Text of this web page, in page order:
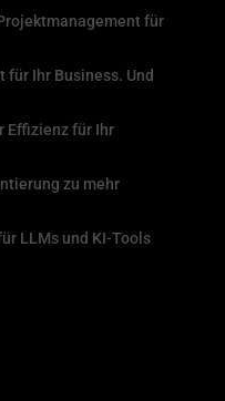
für
für Ihr Business. Und
Effizienz für Ihr
zu mehr
LLMs und KI-Tools